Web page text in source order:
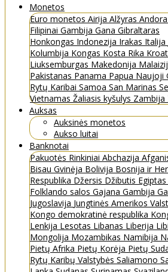
Monetos
Euro monetos Airija Alžyras Andora
Filipinai Gambija Gana Gibraltaras
Honkongas Indonezija Irakas Italija
Kolumbija Kongas Kosta Rika
Liuksemburgas Makedonija
Pakistanas Panama Papua Naujoji
Rytų Karibai Samoa San Marinas
Vietnamas Žaliasis kyšulys Zambija
Auksas
Auksinės monetos
Aukso luitai
Banknotai
Pakuotės Rinkiniai Abchazija
Bisau Gvinėja Bolivija Bosnija ir
Respublika Džersis Džibutis Egiptas
Folklando salos Gajana Gambija
Jugoslavija Jungtinės Amerikos
Kongo demokratinė respublika
Lenkija Lesotas Libanas Liberija
Mongolija Mozambikas Namibija
Pietų Afrika Pietų Korėja Pietų
Rytų Karibų Valstybės Saliamono